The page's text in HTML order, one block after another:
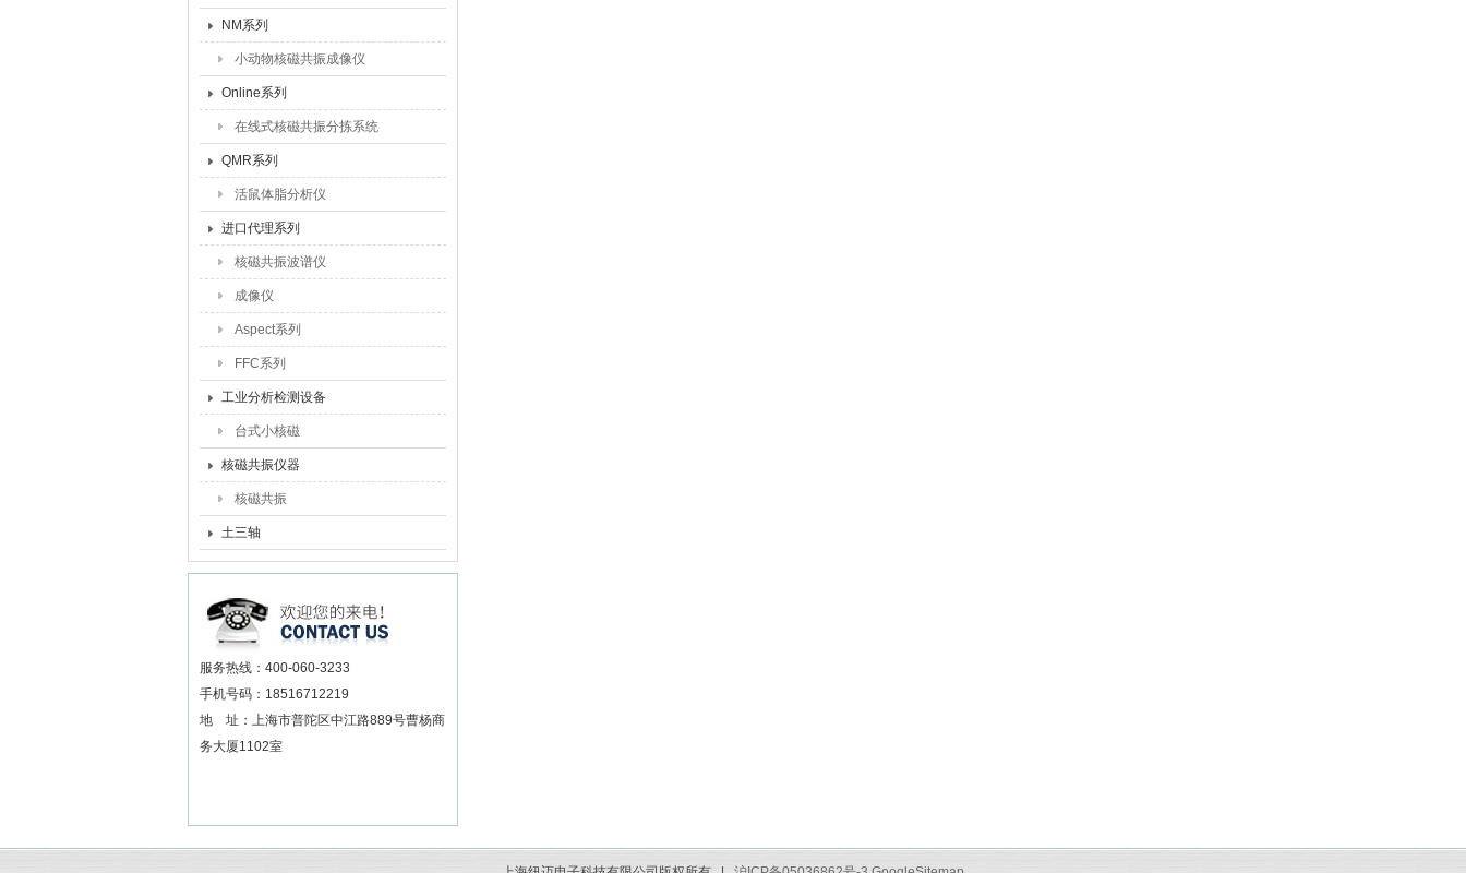
NM系列
小动物核磁共振成像仪
Online系列
在线式核磁共振分拣系统
QMR系列
活鼠体脂分析仪
进口代理系列
核磁共振波谱仪
成像仪
Aspect系列
FFC系列
工业分析检测设备
台式小核磁
核磁共振仪器
核磁共振
土三轴
服务热线：400-060-3233
手机号码：18516712219
地 址：上海市普陀区中江路889号曹杨商
务大厦1102室